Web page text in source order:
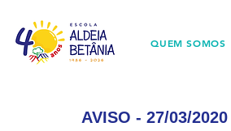
QUEM SOMOS
AVISO - 27/03/2020